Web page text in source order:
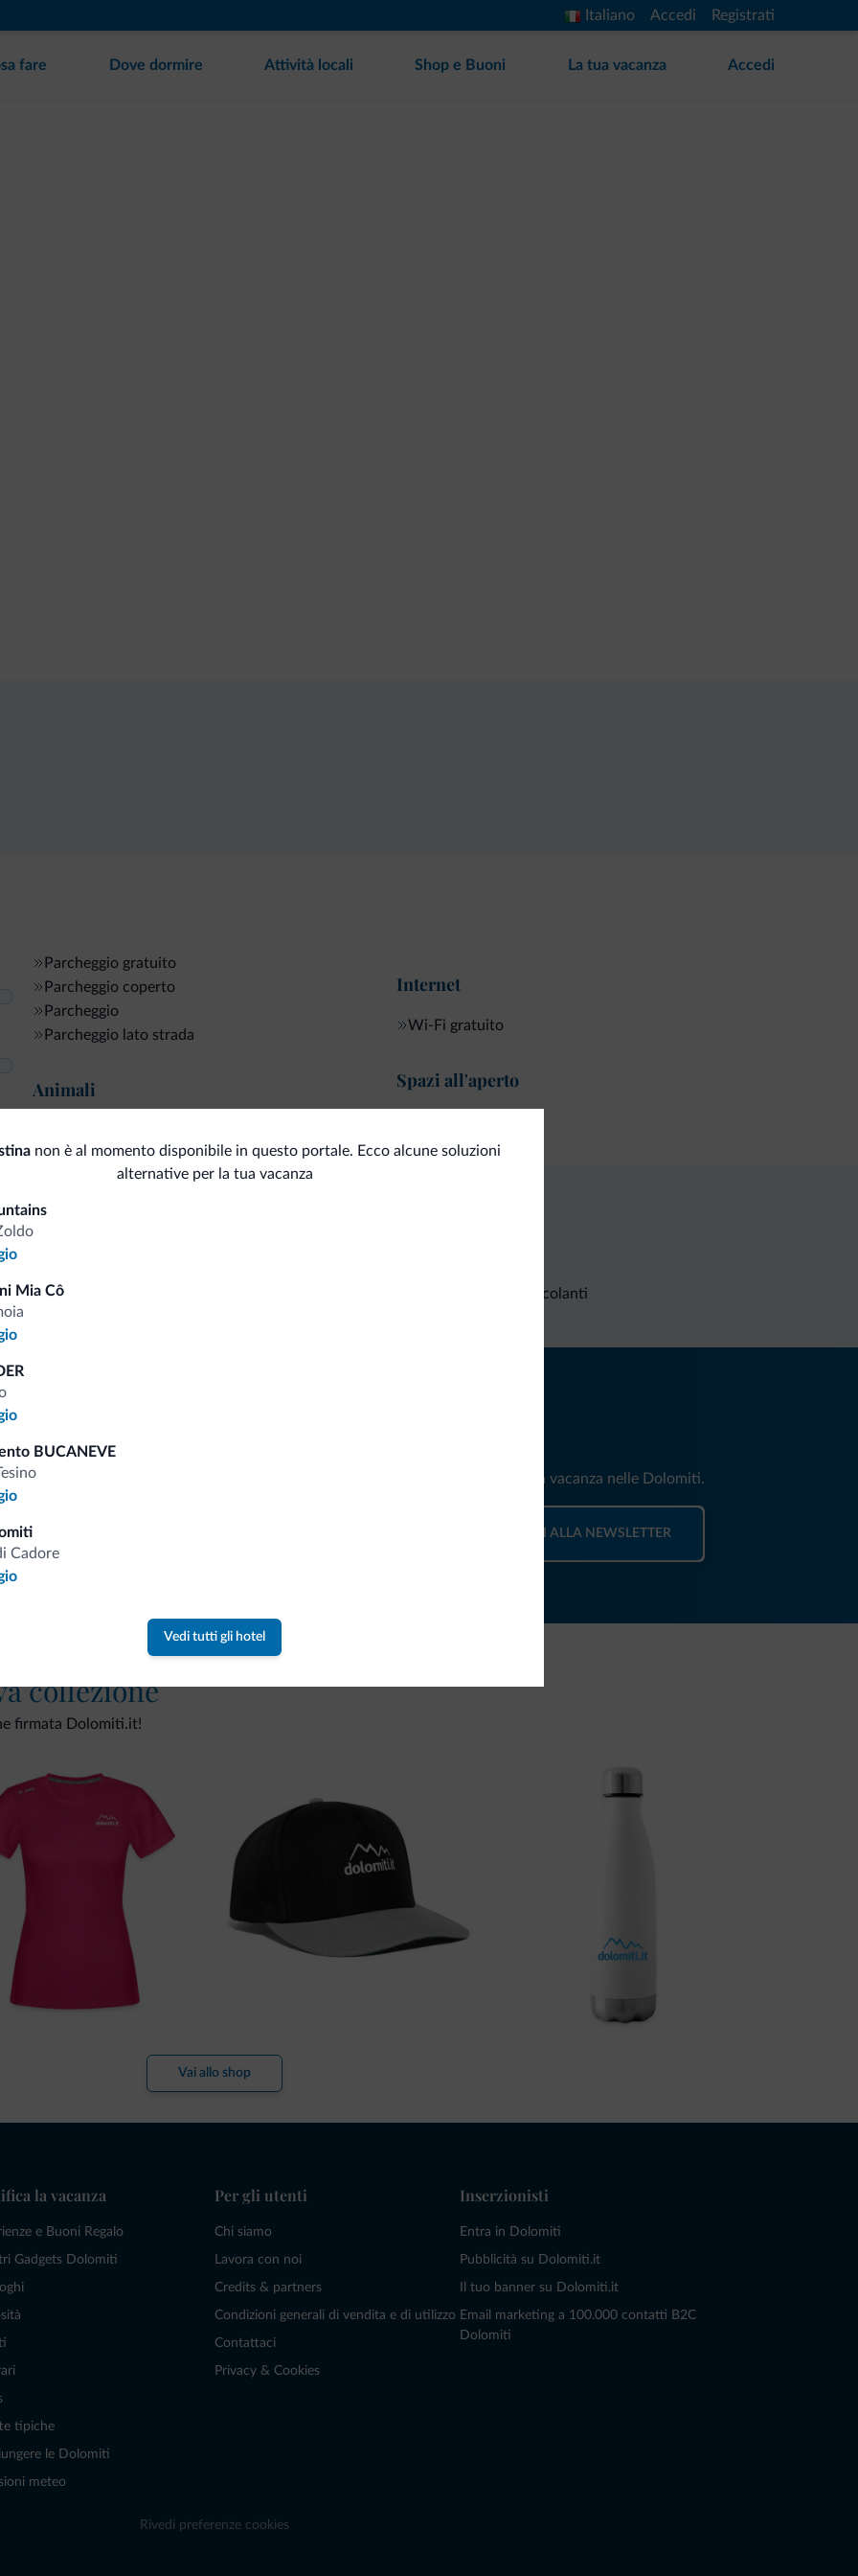
Italiano Accedi Registrati
fare Dove dormire Attività locali Shop e Buoni La tua vacanza Accedi
Parcheggio gratuito
Parcheggio coperto
Parcheggio
Parcheggio lato strada
Animali
Internet
Wi-Fi gratuito
Spazi all'aperto
non è al momento disponibile in questo portale. Ecco alcune soluzioni
alternative per la tua vacanza
Mia Cô
BUCANEVE
Cadore
Vedi tutti gli hotel
Tariffe vantaggiose Richieste non vincolanti
Riceverai informazioni, offerte esclusive e news per la tua vacanza nelle Dolomiti.
ISCRIVITI ALLA NEWSLETTER
collezione
firmata Dolomiti.it!
Vai allo shop
la vacanza
e Buoni Regalo
Gadgets Dolomiti
tipiche
le Dolomiti
meteo
Per gli utenti
Chi siamo
Lavora con noi
Credits & partners
Condizioni generali di vendita e di utilizzo
Contattaci
Privacy & Cookies
Inserzionisti
Entra in Dolomiti
Pubblicità su Dolomiti.it
Il tuo banner su Dolomiti.it
Email marketing a 100.000 contatti B2C
Dolomiti
Rivedi preferenze cookies